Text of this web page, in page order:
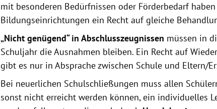
mit besonderen Bedürfnissen oder Förderbedarf
Bildungseinrichtungen ein Recht auf gleiche
„Nicht genügend“ in Abschlusszeugnissen müssen in
Schuljahr die Ausnahmen bleiben. Ein Recht auf
gibt es nur in Absprache zwischen Schule und Eltern/
Bei neuerlichen Schulschließungen muss allen
sonst nicht erreicht werden können, ein individuelles